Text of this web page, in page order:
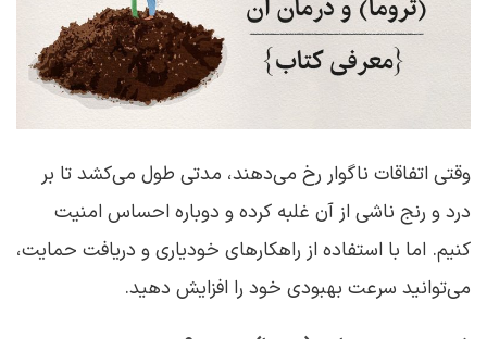
وقتی اتفاقات ناگوار رخ می‌دهند، مدتی طول می‌کشد تا بر
درد و رنج ناشی از آن غلبه کرده و دوباره احساس امنیت
کنیم. اما با استفاده از راهکارهای خودیاری و دریافت حمایت،
می‌توانید سرعت بهبودی خود را افزایش دهید.